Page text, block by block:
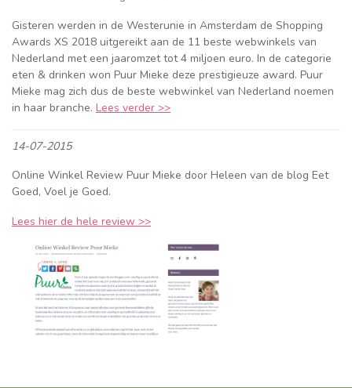
Gisteren werden in de Westerunie in Amsterdam de Shopping
Awards XS 2018 uitgereikt aan de 11 beste webwinkels van
Nederland met een jaaromzet tot 4 miljoen euro. In de categorie
eten & drinken won Puur Mieke deze prestigieuze award. Puur
Mieke mag zich dus de beste webwinkel van Nederland noemen
in haar branche. Lees verder >>
14-07-2015
Online Winkel Review Puur Mieke door Heleen van de blog Eet
Goed, Voel je Goed.
Lees hier de hele review >>